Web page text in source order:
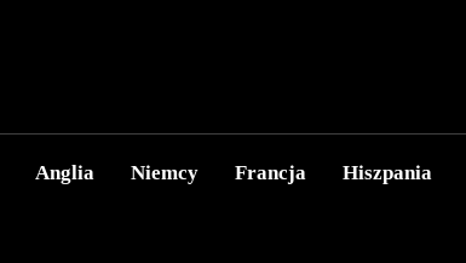
Anglia Niemcy Francja Hiszpania